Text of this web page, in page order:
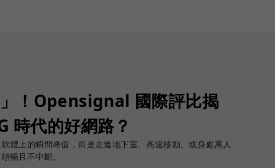
！Opensignal 國際評比揭
時代的好網路？
體上的瞬間峰值，而是走進地下室、高速移動、或身處萬人
暢且不中斷。